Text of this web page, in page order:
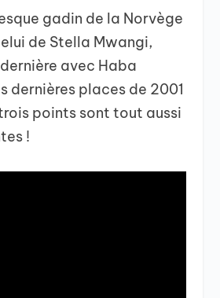
gadin de la Norvège
de Stella Mwangi,
avec Haba
dernières places de 2001
points sont tout aussi
!